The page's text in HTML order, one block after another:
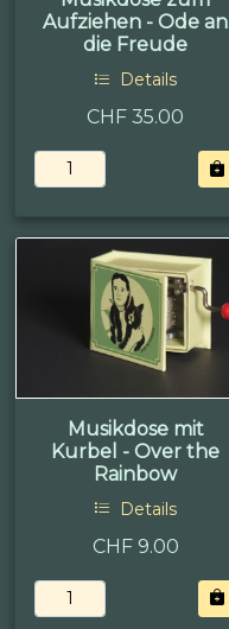
Aufziehen - Ode an
die Freude
Details
CHF 35.00
Musikdose mit
Kurbel - Over the
Rainbow
Details
CHF 9.00